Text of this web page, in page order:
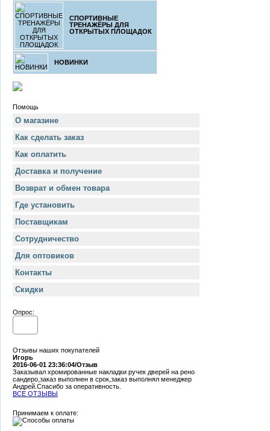
СПОРТИВНЫЕ
ТРЕНАЖЁРЫ ДЛЯ
ОТКРЫТЫХ ПЛОЩАДОК
НОВИНКИ
Помощь
О магазине
Как сделать заказ
Как оплатить
Доставка и получение
Возврат и обмен товара
Где установить
Поставщикам
Сотрудничество
Для оптовиков
Контакты
Cкидки
Опрос:
Отзывы наших покупателей
Игорь
2016-06-01 23:36:04/Отзыв
Заказывал хромированные накладки ручек дверей на рено
сандеро,заказ выполнен в срок,заказ выполнял менеджер
Андрей.Спасибо за оперативность.
ВСЕ ОТЗЫВЫ
Принимаем к оплате: